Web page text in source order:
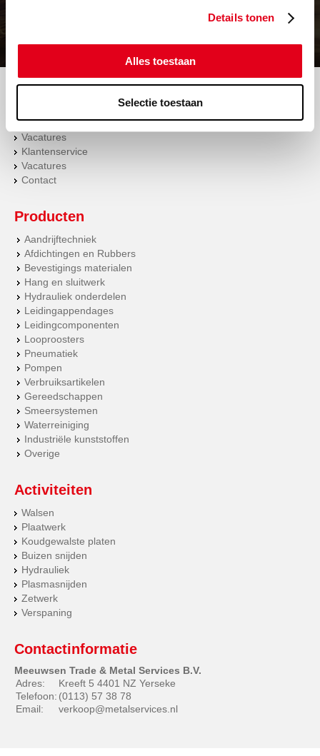
Details tonen
Alles toestaan
Selectie toestaan
Sitemap
Producten
Vacatures
Klantenservice
Vacatures
Contact
Producten
Aandrijftechniek
Afdichtingen en Rubbers
Bevestigings materialen
Hang en sluitwerk
Hydrauliek onderdelen
Leidingappendages
Leidingcomponenten
Looproosters
Pneumatiek
Pompen
Verbruiksartikelen
Gereedschappen
Smeersystemen
Waterreiniging
Industriële kunststoffen
Overige
Activiteiten
Walsen
Plaatwerk
Koudgewalste platen
Buizen snijden
Hydrauliek
Plasmasnijden
Zetwerk
Verspaning
Contactinformatie
Meeuwsen Trade & Metal Services B.V.
Adres:
Kreeft 5 4401 NZ Yerseke
Telefoon: (0113) 57 38 78
Email:
verkoop@metalservices.nl